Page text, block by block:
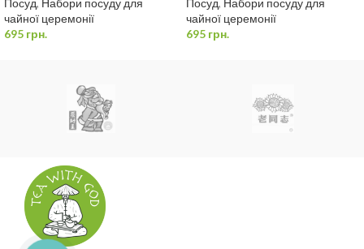
Посуд, Набори посуду для
чайної церемонії
695 грн.
Посуд, Набори посуду для
чайної церемонії
695 грн.